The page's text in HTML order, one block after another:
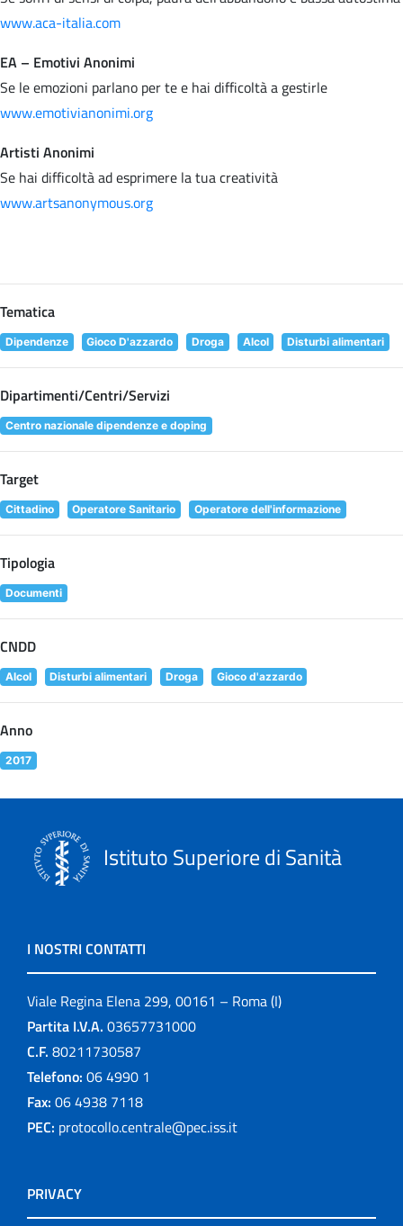
www.aca-italia.com
EA – Emotivi Anonimi
Se le emozioni parlano per te e hai difficoltà a gestirle
www.emotivianonimi.org
Artisti Anonimi
Se hai difficoltà ad esprimere la tua creatività
www.artsanonymous.org
Tematica
Dipendenze Gioco D'azzardo Droga Alcol Disturbi alimentari
Dipartimenti/Centri/Servizi
Centro nazionale dipendenze e doping
Target
Cittadino Operatore Sanitario Operatore dell'informazione
Tipologia
Documenti
CNDD
Alcol Disturbi alimentari Droga Gioco d'azzardo
Anno
2017
Istituto Superiore di Sanità
I NOSTRI CONTATTI
Viale Regina Elena 299, 00161 – Roma (I)
Partita I.V.A. 03657731000
C.F. 80211730587
Telefono: 06 4990 1
Fax: 06 4938 7118
PEC: protocollo.centrale@pec.iss.it
PRIVACY